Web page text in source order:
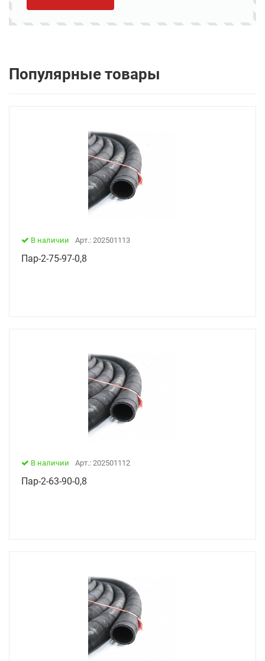
Популярные товары
В наличии Арт.: 202501113
Пар-2-75-97-0,8
В наличии Арт.: 202501112
Пар-2-63-90-0,8